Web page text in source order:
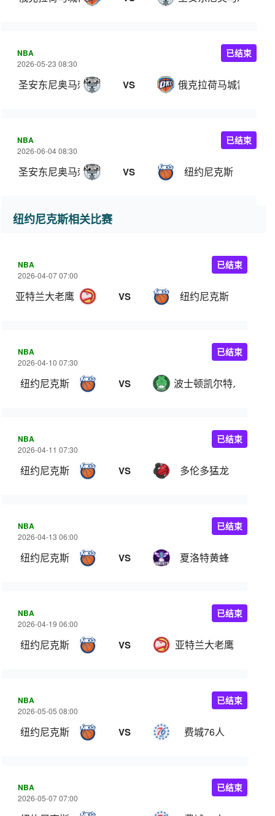
NBA
2026-05-23 08:30
圣安东尼奥马刺 VS 俄克拉荷马城雷霆
已结束
NBA
2026-06-04 08:30
圣安东尼奥马刺 VS 纽约尼克斯
已结束
纽约尼克斯相关比赛
NBA
2026-04-07 07:00
亚特兰大老鹰 VS 纽约尼克斯
已结束
NBA
2026-04-10 07:30
纽约尼克斯 VS 波士顿凯尔特人
已结束
NBA
2026-04-11 07:30
纽约尼克斯 VS 多伦多猛龙
已结束
NBA
2026-04-13 06:00
纽约尼克斯 VS 夏洛特黄蜂
已结束
NBA
2026-04-19 06:00
纽约尼克斯 VS 亚特兰大老鹰
已结束
NBA
2026-05-05 08:00
纽约尼克斯 VS 费城76人
已结束
NBA
2026-05-07 07:00
已结束